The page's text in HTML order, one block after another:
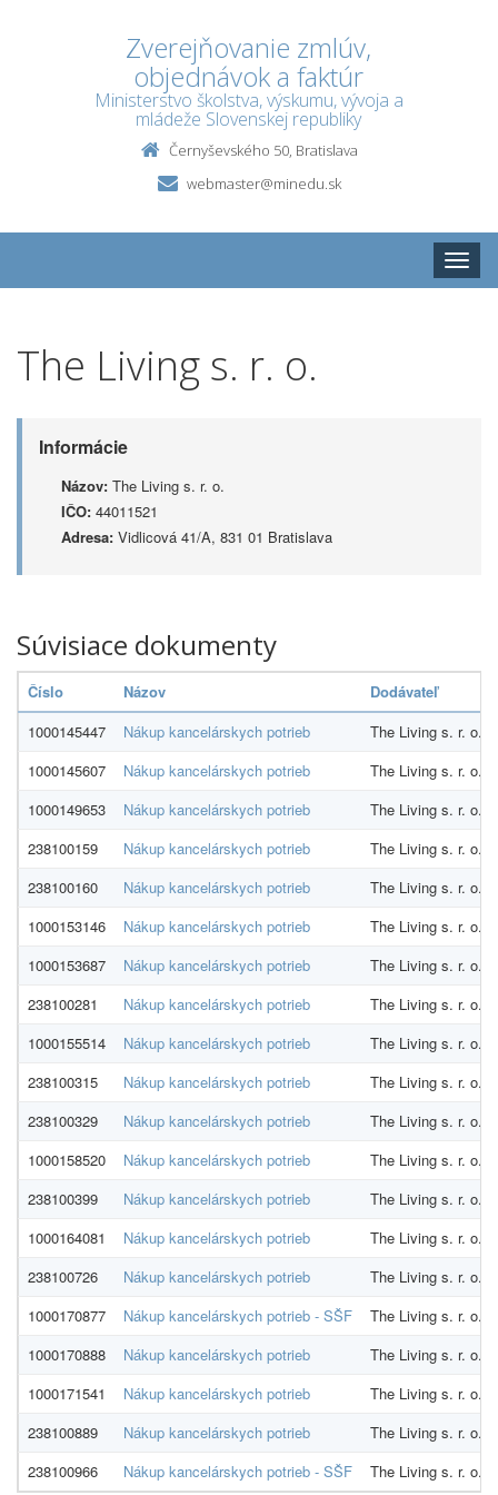
Zverejňovanie zmlúv,
objednávok a faktúr
Ministerstvo školstva, výskumu, vývoja a
mládeže Slovenskej republiky
Černyševského 50, Bratislava
webmaster@minedu.sk
Toggle
The Living s. r. o.
Informácie
Názov: The Living s. r. o.
IČO: 44011521
Adresa: Vidlicová 41/A, 831 01 Bratislava
Súvisiace dokumenty
Číslo Názov
Dodávateľ
1000145447
Nákup kancelárskych potrieb
The Living s. r. o.
1000145607
Nákup kancelárskych potrieb
The Living s. r. o.
1000149653
Nákup kancelárskych potrieb
The Living s. r. o.
238100159
Nákup kancelárskych potrieb
The Living s. r. o.
238100160
Nákup kancelárskych potrieb
The Living s. r. o.
1000153146
Nákup kancelárskych potrieb
The Living s. r. o.
1000153687
Nákup kancelárskych potrieb
The Living s. r. o.
238100281
Nákup kancelárskych potrieb
The Living s. r. o.
1000155514
Nákup kancelárskych potrieb
The Living s. r. o.
238100315
Nákup kancelárskych potrieb
The Living s. r. o.
238100329
Nákup kancelárskych potrieb
The Living s. r. o.
1000158520
Nákup kancelárskych potrieb
The Living s. r. o.
238100399
Nákup kancelárskych potrieb
The Living s. r. o.
1000164081
Nákup kancelárskych potrieb
The Living s. r. o.
238100726
Nákup kancelárskych potrieb
The Living s. r. o.
1000170877
Nákup kancelárskych potrieb - SŠF
The Living s. r. o.
1000170888
Nákup kancelárskych potrieb
The Living s. r. o.
1000171541
Nákup kancelárskych potrieb
The Living s. r. o.
238100889
Nákup kancelárskych potrieb
The Living s. r. o.
238100966
Nákup kancelárskych potrieb - SŠF The Living s. r. o.